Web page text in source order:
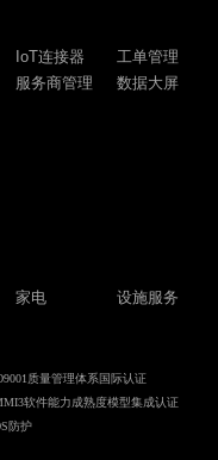
IoT连接器
工单管理
服务商管理
数据大屏
家电
设施服务
质量管理体系国际认证
软件能力成熟度模型集成认证
防护